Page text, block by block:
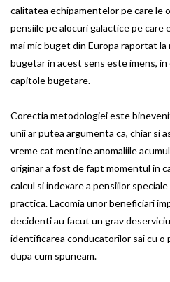
calitatea echipamentelor pe care le
pensiile pe alocuri galactice pe care
mai mic buget din Europa raportat
bugetar in acest sens este imens,
capitole bugetare.
Corectia metodologiei este
unii ar putea argumenta ca, chiar si
vreme cat mentine anomaliile
originar a fost de fapt momentul in
calcul si indexare a pensiilor
practica. Lacomia unor beneficiari
decidenti au facut un grav
identificarea conducatorilor sai cu o
dupa cum spuneam.